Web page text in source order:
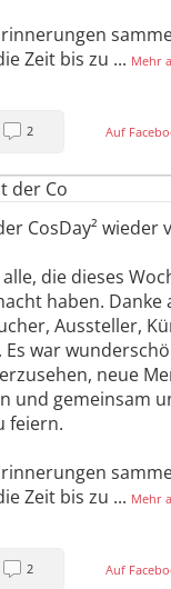
Zeit bis zu ... Mehr
Auf
2
CosDay² wieder
die dieses
haben. Danke
Aussteller,
Es war
neue
und gemeinsam
feiern.
Zeit bis zu ... Mehr
Auf
2